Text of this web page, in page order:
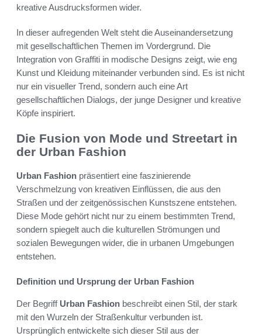
kreative Ausdrucksformen wider.
In dieser aufregenden Welt steht die Auseinandersetzung
mit gesellschaftlichen Themen im Vordergrund. Die
Integration von Graffiti in modische Designs zeigt, wie eng
Kunst und Kleidung miteinander verbunden sind. Es ist nicht
nur ein visueller Trend, sondern auch eine Art
gesellschaftlichen Dialogs, der junge Designer und kreative
Köpfe inspiriert.
Die Fusion von Mode und Streetart in
der Urban Fashion
Urban Fashion präsentiert eine faszinierende
Verschmelzung von kreativen Einflüssen, die aus den
Straßen und der zeitgenössischen Kunstszene entstehen.
Diese Mode gehört nicht nur zu einem bestimmten Trend,
sondern spiegelt auch die kulturellen Strömungen und
sozialen Bewegungen wider, die in urbanen Umgebungen
entstehen.
Definition und Ursprung der Urban Fashion
Der Begriff Urban Fashion beschreibt einen Stil, der stark
mit den Wurzeln der Straßenkultur verbunden ist.
Ursprünglich entwickelte sich dieser Stil aus der